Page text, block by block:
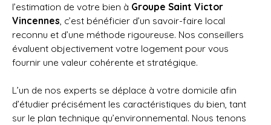
l’estimation de votre bien à Groupe Saint Victor
Vincennes, c’est bénéficier d’un savoir-faire local
reconnu et d’une méthode rigoureuse. Nos conseillers
évaluent objectivement votre logement pour vous
fournir une valeur cohérente et stratégique.
L’un de nos experts se déplace à votre domicile afin
d’étudier précisément les caractéristiques du bien, tant
sur le plan technique qu’environnemental. Nous tenons